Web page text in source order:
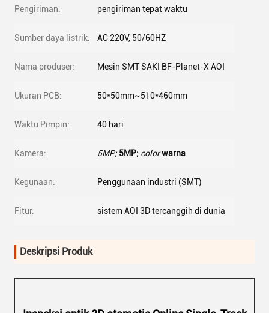
Pengiriman: pengiriman tepat waktu
Sumber daya listrik: AC 220V, 50/60HZ
Nama produser: Mesin SMT SAKI BF-Planet-X AOI
Ukuran PCB: 50*50mm~510*460mm
Waktu Pimpin: 40 hari
Kamera: 5MP; 5MP; colorwarna
Kegunaan: Penggunaan industri (SMT)
Fitur: sistem AOI 3D tercanggih di dunia
Deskripsi Produk